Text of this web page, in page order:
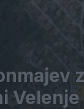
Velenje